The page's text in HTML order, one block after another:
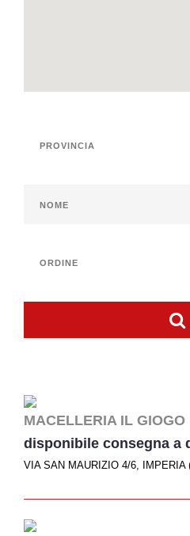
MACELLERIA IL GIOGO
disponibile consegna a
VIA SAN MAURIZIO 4/6, IMPERIA